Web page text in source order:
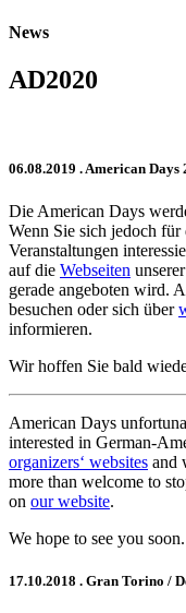
News
AD2020
06.08.2019 . American Days
Die American Days
Wenn Sie sich jedoch
Veranstaltungen
auf die Webseiten
gerade angeboten wird.
besuchen oder sich über
informieren.
Wir hoffen Sie bald
American Days
interested in German-
organizers‘ websites and
more than welcome to
on our website.
We hope to see you
17.10.2018 . Gran Torino /